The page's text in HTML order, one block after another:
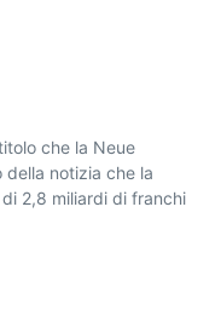
che la Neue
notizia che la
2,8 miliardi di franchi